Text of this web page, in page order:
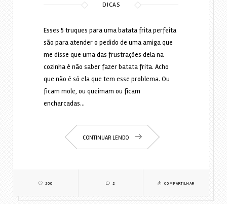
DICAS
Esses 5 truques para uma batata frita perfeita
são para atender o pedido de uma amiga que
me disse que uma das frustrações dela na
cozinha é não saber fazer batata frita. Acho
que não é só ela que tem esse problema. Ou
ficam mole, ou queimam ou ficam
encharcadas…
CONTINUAR LENDO
200 2 COMPARTILHAR